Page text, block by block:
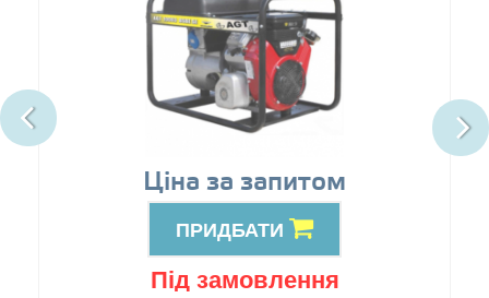
Ціна за запитом
ПРИДБАТИ
Під замовлення